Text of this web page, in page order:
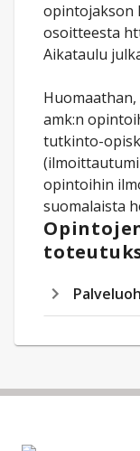
opintojakson
osoitteesta
Aikataulu
amk:n
tutkinto-
opintoihin
suomalaista